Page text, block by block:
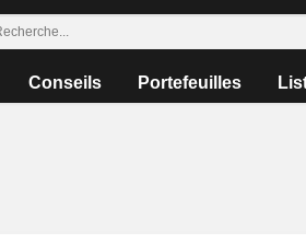
Conseils Portefeuilles